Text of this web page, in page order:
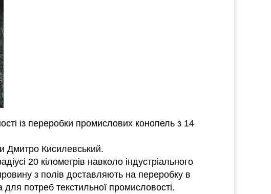
із переробки промислових конопель з 14
Дмитро Кисилевський.
20 кілометрів навколо індустріального
з полів доставляють на переробку в
потреб текстильної промисловості.